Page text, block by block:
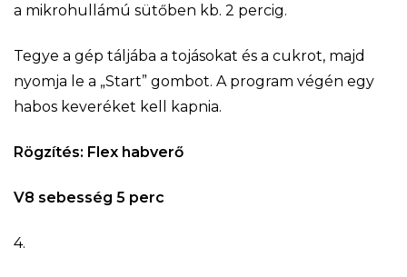
a mikrohullámú sütőben kb. 2 percig.
Tegye a gép táljába a tojásokat és a cukrot, majd
nyomja le a „Start” gombot. A program végén egy
habos keveréket kell kapnia.
Rögzítés: Flex habverő
V8 sebesség 5 perc
4.